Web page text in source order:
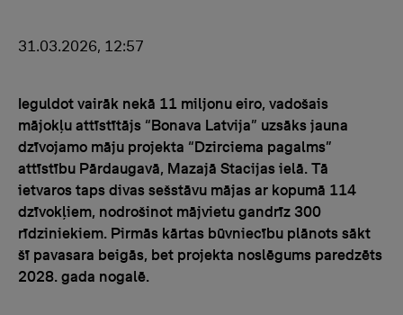
31.03.2026, 12:57
Ieguldot vairāk nekā 11 miljonu eiro, vadošais
mājokļu attīstītājs “Bonava Latvija” uzsāks jauna
dzīvojamo māju projekta “Dzirciema pagalms”
attīstību Pārdaugavā, Mazajā Stacijas ielā. Tā
ietvaros taps divas sešstāvu mājas ar kopumā 114
dzīvokļiem, nodrošinot mājvietu gandrīz 300
rīdziniekiem. Pirmās kārtas būvniecību plānots sākt
šī pavasara beigās, bet projekta noslēgums paredzēts
2028. gada nogalē.